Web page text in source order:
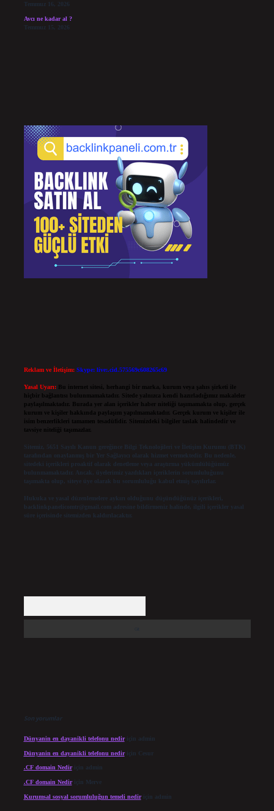
Temmuz 16, 2026
Avcı ne kadar al ?
Temmuz 15, 2026
Reklam ve İletişim: Skype: live:.cid.575569c608265c69
Yasal Uyarı:
Bu internet sitesi, herhangi bir marka, kurum veya şahıs şirketi ile
hiçbir bağlantısı bulunmamaktadır. Sitede yalnızca kendi hazırladığımız makaleler
paylaşılmaktadır. Burada yer alan içerikler haber niteliği taşımamakta olup, gerçek
kurum ve kişiler hakkında paylaşım yapılmamaktadır. Gerçek kurum ve kişiler ile
isim benzerlikleri tamamen tesadüfidir. Sitemizdeki bilgiler taslak halindedir ve
tavsiye niteliği taşımazlar.
Sitemiz, 5651 Sayılı Kanun gereğince Bilgi Teknolojileri ve İletişim Kurumu (BTK)
tarafından onaylanmış bir Yer Sağlayıcı olarak hizmet vermektedir. Bu nedenle,
sitedeki içerikleri proaktif olarak denetleme veya araştırma yükümlülüğümüz
bulunmamaktadır. Ancak, üyelerimiz yazdıkları içeriklerin sorumluluğunu
taşımakta olup, siteye üye olarak bu sorumluluğu kabul etmiş sayılırlar.
Hukuka ve yasal düzenlemelere aykırı olduğunu düşündüğünüz içerikleri,
backlinkpanelicomtr@gmail.comadresine bildirmeniz halinde, ilgili içerikler yasal
süre içerisinde sitemizden kaldırılacaktır.
Son yorumlar
Dünyanin en dayanikli telefonu nediriçin admin
Dünyanin en dayanikli telefonu nediriçin Cesur
.CF domain Nediriçin admin
.CF domain Nediriçin Merve
Kurumsal sosyal sorumluluğun temeli nediriçin admin